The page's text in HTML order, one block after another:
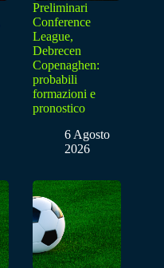
Preliminari
Conference
League,
Debrecen
Copenaghen:
probabili
formazioni e
pronostico
6 Agosto
2026